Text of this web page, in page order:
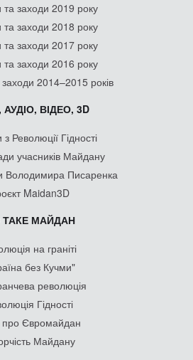
та заходи 2019 року
та заходи 2018 року
та заходи 2017 року
та заходи 2016 року
2014–2015 років
ВІДЕО, 3D
Революції Гідності
учасників Майдану
Володимира Писаренка
Maidan3D
МАЙДАН
на граніті
без Кучми"
революція
Гідності
про Євромайдан
Майдану